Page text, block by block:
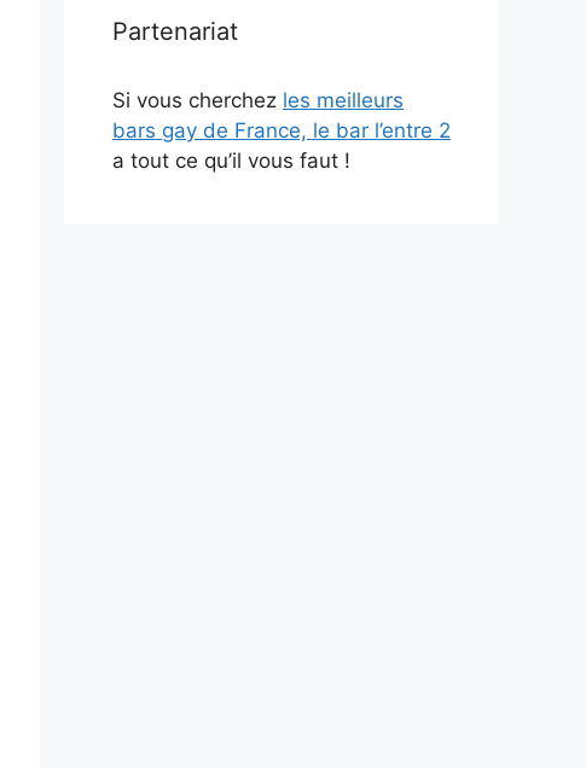
Partenariat
Si vous cherchez les meilleurs
bars gay de France, le bar l’entre 2
a tout ce qu’il vous faut !